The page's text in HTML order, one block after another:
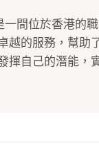
一間位於香港的
越的服務，幫助
揮自己的潛能，